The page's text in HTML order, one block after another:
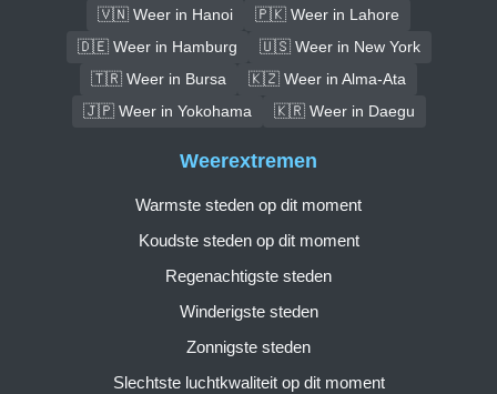
🇻🇳 Weer in Hanoi
🇵🇰 Weer in Lahore
🇩🇪 Weer in Hamburg
🇺🇸 Weer in New York
🇹🇷 Weer in Bursa
🇰🇿 Weer in Alma-Ata
🇯🇵 Weer in Yokohama
🇰🇷 Weer in Daegu
Weerextremen
Warmste steden op dit moment
Koudste steden op dit moment
Regenachtigste steden
Winderigste steden
Zonnigste steden
Slechtste luchtkwaliteit op dit moment